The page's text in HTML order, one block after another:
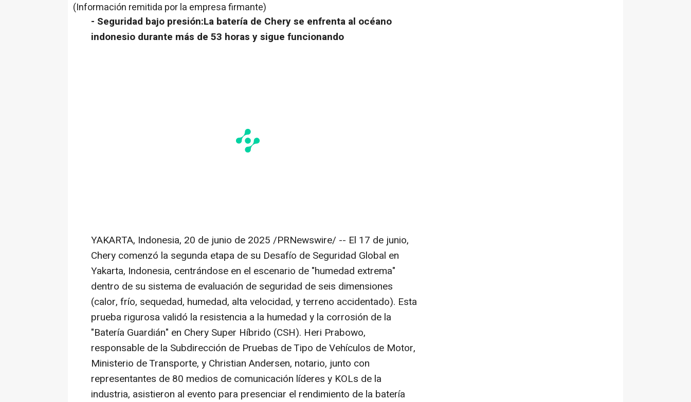
(Información remitida por la empresa firmante)
- Seguridad bajo presión:La batería de Chery se enfrenta al océano
indonesio durante más de 53 horas y sigue funcionando
YAKARTA, Indonesia, 20 de junio de 2025 /PRNewswire/ -- El 17 de junio,
Chery comenzó la segunda etapa de su Desafío de Seguridad Global en
Yakarta, Indonesia, centrándose en el escenario de "humedad extrema"
dentro de su sistema de evaluación de seguridad de seis dimensiones
(calor, frío, sequedad, humedad, alta velocidad, y terreno accidentado). Esta
prueba rigurosa validó la resistencia a la humedad y la corrosión de la
"Batería Guardián" en Chery Super Híbrido (CSH). Heri Prabowo,
responsable de la Subdirección de Pruebas de Tipo de Vehículos de Motor,
Ministerio de Transporte, y Christian Andersen, notario, junto con
representantes de 80 medios de comunicación líderes y KOLs de la
industria, asistieron al evento para presenciar el rendimiento de la batería